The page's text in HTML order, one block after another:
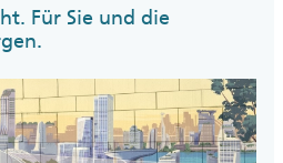
Für Sie und die